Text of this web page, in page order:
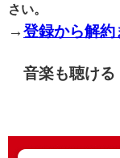
さい。
→ 登録から解約
音楽も聴ける